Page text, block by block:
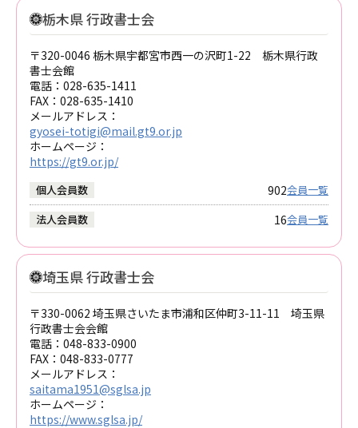
栃木県 行政書士会
〒320-0046 栃木県宇都宮市西一の沢町1-22 栃木県行政
書士会館
電話： 028-635-1411
FAX： 028-635-1410
メールアドレス：
gyosei-totigi@mail.gt9.or.jp
ホームページ：
https://gt9.or.jp/
個人会員数 902会員一覧
法人会員数
16会員一覧
埼玉県 行政書士会
〒330-0062 埼玉県さいたま市浦和区仲町3-11-11 埼玉県
行政書士会会館
電話： 048-833-0900
FAX： 048-833-0777
メールアドレス：
saitama1951@sglsa.jp
ホームページ：
https://www.sglsa.jp/